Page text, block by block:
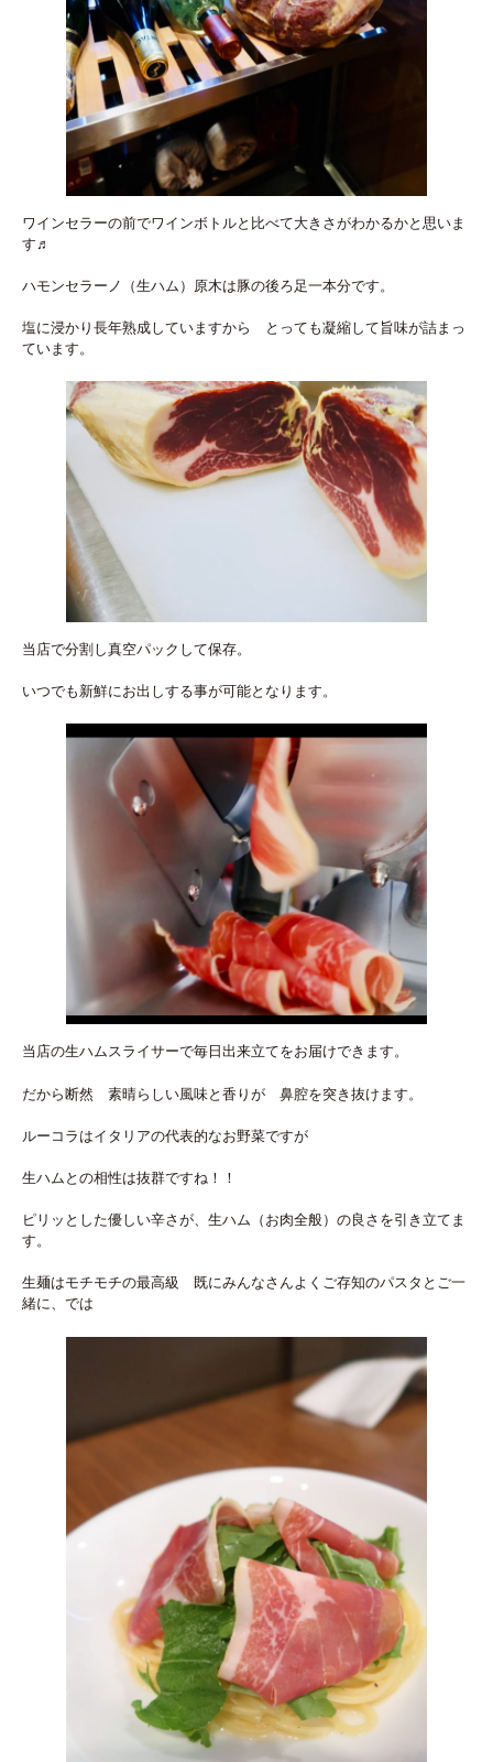
ワインセラーの前でワインボトルと比べて大きさがわかるかと思いま
す♬
ハモンセラーノ（生ハム）原木は豚の後ろ足一本分です。
塩に浸かり長年熟成していますから とっても凝縮して旨味が詰まっ
ています。
当店で分割し真空パックして保存。
いつでも新鮮にお出しする事が可能となります。
当店の生ハムスライサーで毎日出来立てをお届けできます。
だから断然 素晴らしい風味と香りが 鼻腔を突き抜けます。
ルーコラはイタリアの代表的なお野菜ですが
生ハムとの相性は抜群ですね！！
ピリッとした優しい辛さが、生ハム（お肉全般）の良さを引き立てま
す。
生麺はモチモチの最高級 既にみんなさんよくご存知のパスタとご一
緒に、では